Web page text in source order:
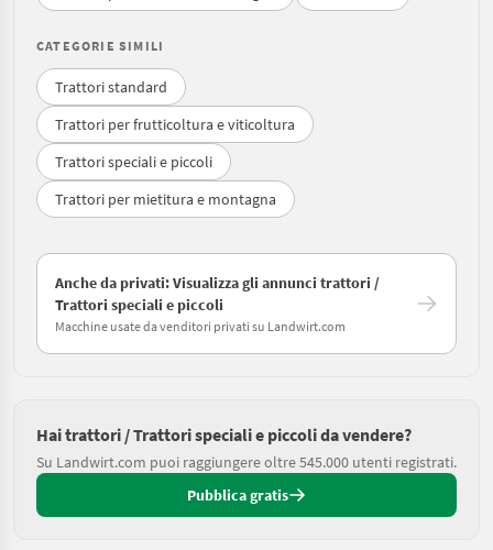
CATEGORIE SIMILI
Trattori standard
Trattori per frutticoltura e viticoltura
Trattori speciali e piccoli
Trattori per mietitura e montagna
Anche da privati: Visualizza gli annunci trattori /
Trattori speciali e piccoli
Macchine usate da venditori privati su Landwirt.com
Hai trattori / Trattori speciali e piccoli da vendere?
Su Landwirt.com puoi raggiungere oltre 545.000 utenti registrati.
Pubblica gratis